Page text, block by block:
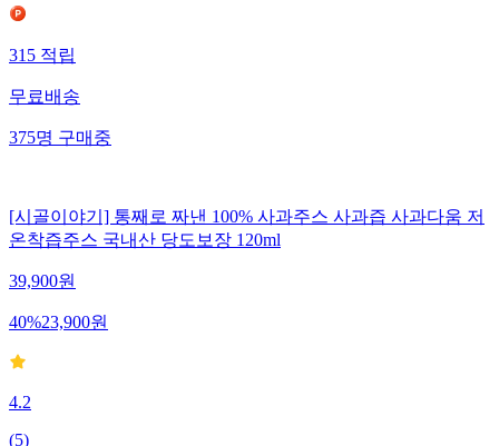
315적립
무료배송
375명구매중
[시골이야기] 통째로 짜낸 100% 사과주스 사과즙 사과다움 저
온착즙주스 국내산 당도보장 120ml
39,900원
40%23,900원
4.2